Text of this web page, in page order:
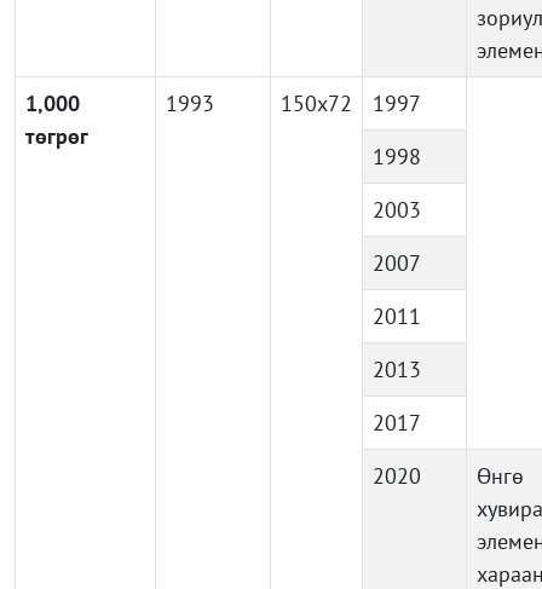
1,000
төгрөг
1993 150x72
1997
1998
2003
2007
2011
2013
2017
2020